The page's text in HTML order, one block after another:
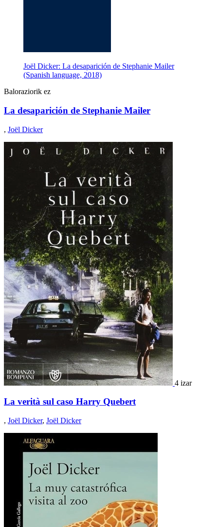
Joël Dicker: La desaparición de Stephanie Mailer
(Spanish language, 2018)
Baloraziorik ez
La desaparición de Stephanie Mailer
, Joël Dicker
4 izar
La verità sul caso Harry Quebert
, Joël Dicker, Joël Dicker